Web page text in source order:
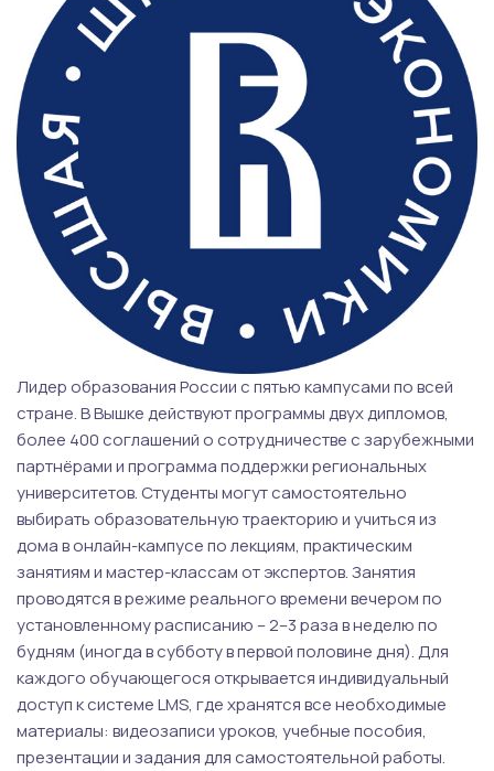
Лидер образования России с пятью кампусами по всей
стране. В Вышке действуют программы двух дипломов,
более 400 соглашений о сотрудничестве с зарубежными
партнёрами и программа поддержки региональных
университетов. Студенты могут самостоятельно
выбирать образовательную траекторию и учиться из
дома в онлайн-кампусе по лекциям, практическим
занятиям и мастер-классам от экспертов. Занятия
проводятся в режиме реального времени вечером по
установленному расписанию – 2–3 раза в неделю по
будням (иногда в субботу в первой половине дня). Для
каждого обучающегося открывается индивидуальный
доступ к системе LMS, где хранятся все необходимые
материалы: видеозаписи уроков, учебные пособия,
презентации и задания для самостоятельной работы.